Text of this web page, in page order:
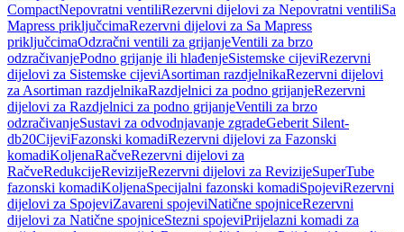
CompactNepovratni ventiliRezervni dijelovi za Nepovratni ventiliSa
Mapress priključcimaRezervni dijelovi za Sa Mapress
priključcimaOdzračni ventili za grijanjeVentili za brzo
odzračivanjePodno grijanje ili hlađenjeSistemske cijeviRezervni
dijelovi za Sistemske cijeviAsortiman razdjelnikaRezervni dijelovi
za Asortiman razdjelnikaRazdjelnici za podno grijanjeRezervni
dijelovi za Razdjelnici za podno grijanjeVentili za brzo
odzračivanjeSustavi za odvodnjavanje zgradeGeberit Silent-
db20CijeviFazonski komadiRezervni dijelovi za Fazonski
komadiKoljenaRačveRezervni dijelovi za
RačveRedukcijeRevizijeRezervni dijelovi za RevizijeSuperTube
fazonski komadiKoljenaSpecijalni fazonski komadiSpojeviRezervni
dijelovi za SpojeviZavareni spojeviNatične spojniceRezervni
dijelovi za Natične spojniceStezni spojeviPrijelazni komadi za